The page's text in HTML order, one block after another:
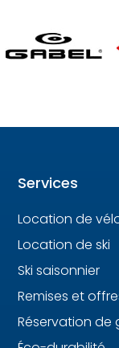
Services
Location de
Location de ski
Ski saisonnier
Remises et
Réservation de